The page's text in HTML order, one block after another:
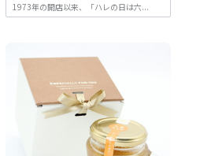
1973年の開店以来、「ハレの日は六...